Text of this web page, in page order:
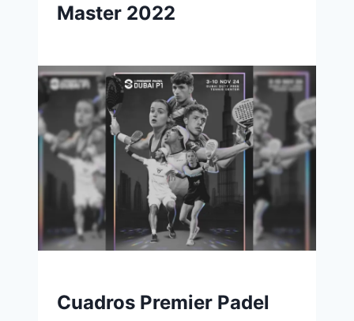
Master 2022
Cuadros Premier Padel